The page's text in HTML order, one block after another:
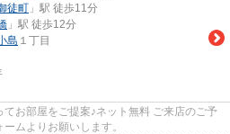
徒町 」駅 徒歩11分
」駅 徒歩12分
島 １丁目
お部屋をご提案♪ネット無料 ご来店のご予
ムよりお願いします。